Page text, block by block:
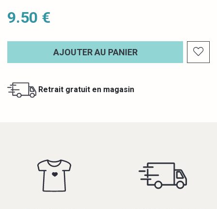
9.50 €
AJOUTER AU PANIER
Retrait gratuit en magasin